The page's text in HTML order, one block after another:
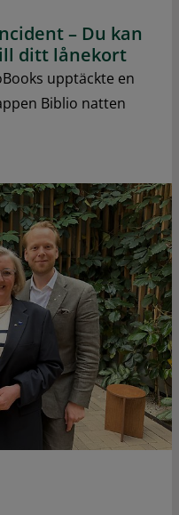
– Du kan
ditt lånekort
upptäckte en
Biblio natten